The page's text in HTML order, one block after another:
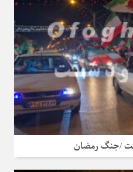
/جنگ رمضان